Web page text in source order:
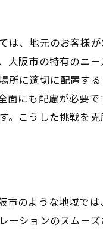
せる方法
は、地元のお客様
阪市の特有のニ
所に適切に配置す
にも配慮が必要
こうした挑戦を
市のような地域で
ションのスムー